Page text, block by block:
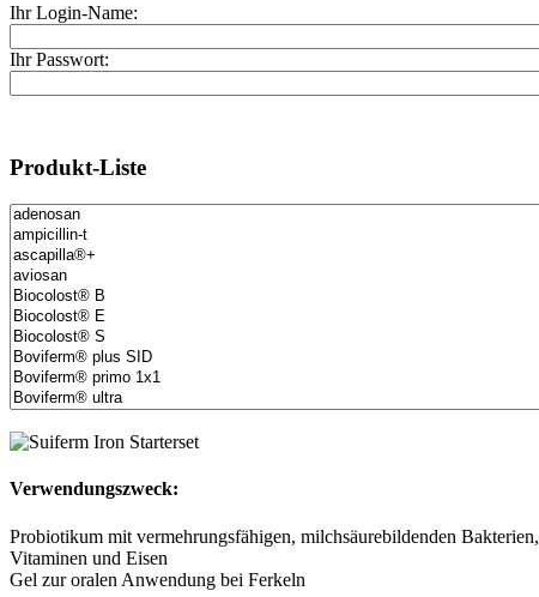
Ihr Login-Name:
Ihr Passwort:
Produkt-Liste
Verwendungszweck:
Probiotikum mit vermehrungsfähigen, milchsäurebildenden Bakterien,
Vitaminen und Eisen
Gel zur oralen Anwendung bei Ferkeln